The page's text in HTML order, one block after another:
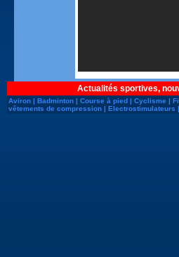
Actualités sportives,
Aviron | Badminton | Course à pied | Cyclisme |
vêtements de compression | Electrostimulateurs |